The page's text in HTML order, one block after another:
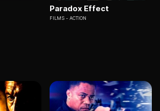
Paradox Effect
FILMS ACTION